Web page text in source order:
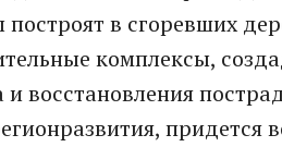
в сгоревших
комплексы,
и восстановления
придется